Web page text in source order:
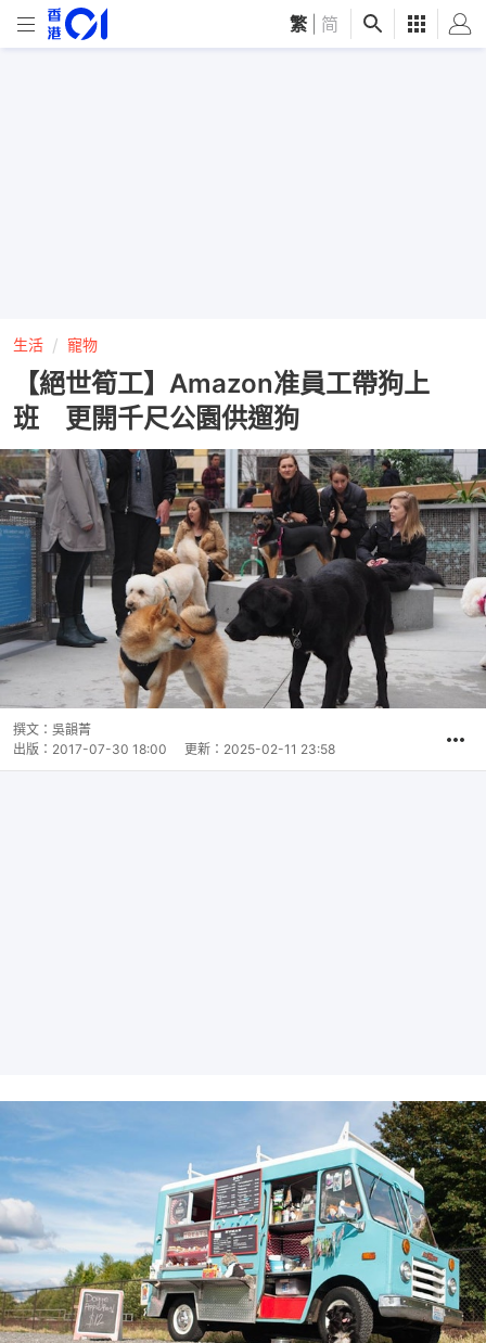
繁 简
生活 寵物
【絕世筍工】Amazon准員工帶狗上
班 更開千尺公園供遛狗
撰文： 吳韻菁
出版： 2017-07-30 18:00 更新： 2025-02-11 23:58